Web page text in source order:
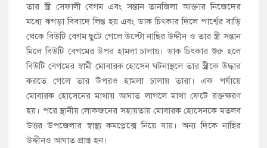
তার স্ত্রী সেফালী বেগম এবং সন্তান তানজিলা আক্তার নিজেদের
মধ্যে ঝগড়া বিবাদে লিপ্ত হয় এবং ডাক চিৎকার দিলে পার্শ্বের বাড়ি
থেকে বিউটি বেগম ছুটে গেলে উল্টো নাছির উদ্দীন ও তার স্ত্রী সন্তান
মিলে বিউটি বেগমের উপর হামলা চালায়। ডাক চিৎকার শুরু হলে
বিউটি বেগমের স্বামী মোবারক হোসেন ঘটনাস্থলে তার স্ত্রীকে উদ্ধার
করতে গেলে তার উপরও হামলা চালায় তারা। এক পর্যায়ে
মোবারক হোসেনের মাথায় আঘাত লাগলে মাথা ফেটে রক্তক্ষরণ
হয়। পরে স্থানীয় লোকজনের সহায়তায় মোবারক হোসেনকে মতলব
উত্তর উপজেলার স্বাস্থ্য কমপ্লেক্সে নিয়ে যায়। অন্য দিকে নাছির
উদ্দীনও আঘাত প্রাপ্ত হন।